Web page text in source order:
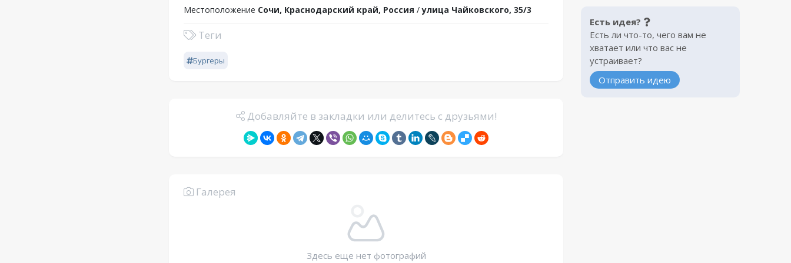
Местоположение Сочи, Краснодарский край, Россия /улица Чайковского, 35/3
Теги
Бургеры
Добавляйте в закладки или делитесь с друзьями!
Галерея
Здесь еще нет фотографий
Есть идея?
Есть ли что-то, чего вам не
хватает или что вас не
устраивает?
Отправить идею